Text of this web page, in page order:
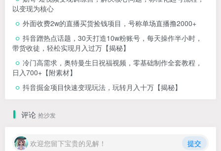
以变现为核心
外面收费2w的直播买货捡钱项目，号称单场直播撸2000+
抖音蹭热点话题，30天打造10w粉账号，每天操作半小时，
带货收徒，轻松实现月入过万【揭秘】
冷门高需求，奥特曼生日祝福视频，零基础制作全套教程，
日入700+【附素材】
抖音掘金项目快速变现玩法，玩转月入十万【揭秘】
评论 抢沙发
欢迎您留下宝贵的见解！ 提交